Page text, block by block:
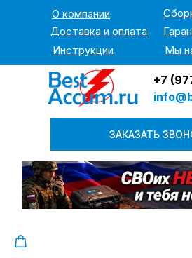
Доставка и оплата
О компании
Инструкции
Мы
+7
ЗАКАЗАТЬ